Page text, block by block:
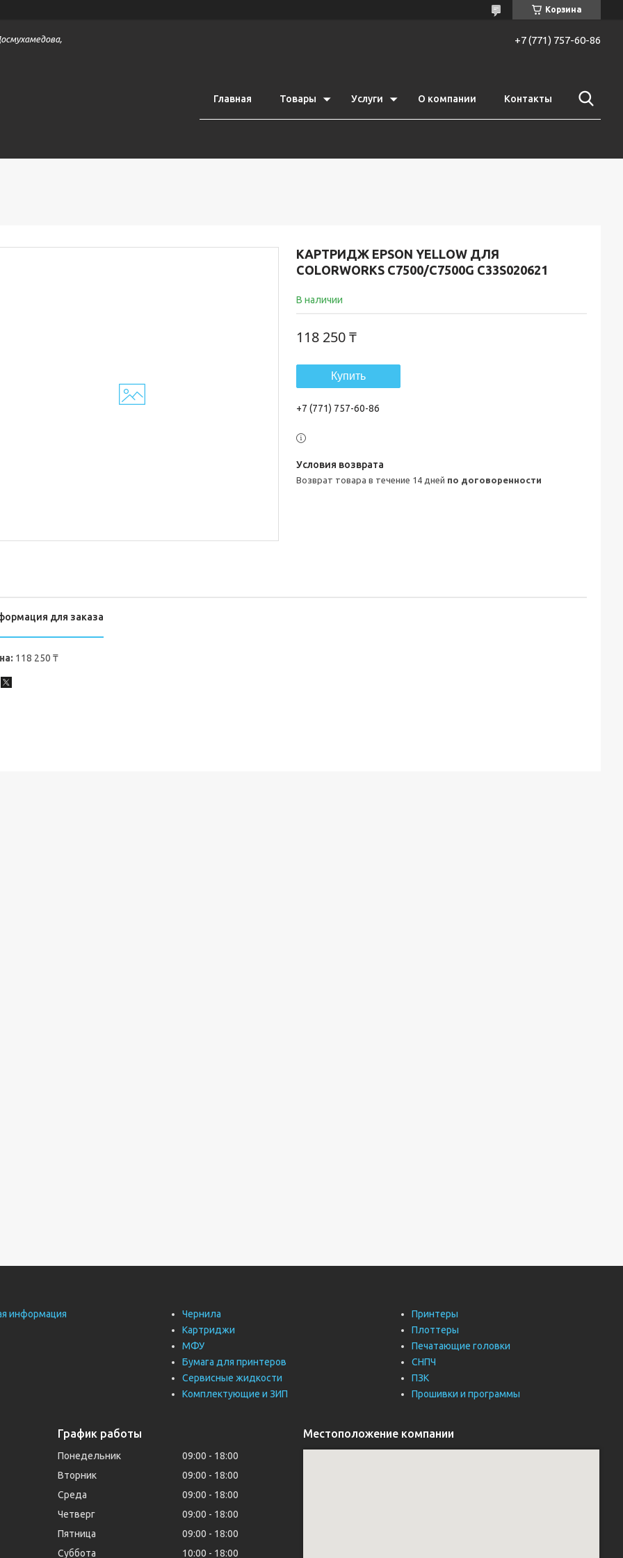
Корзина
+7 (771) 757-60-86
Главная Товары Услуги О компании Контакты
КАРТРИДЖ EPSON YELLOW ДЛЯ
COLORWORKS C7500/С7500G C33S020621
В наличии
118 250 ₸
Купить
+7 (771) 757-60-86
возврат товара в течение 14 дней по договоренности
для заказа
118 250 ₸
информация
Чернила
Картриджи
МФУ
Бумага для принтеров
Сервисные жидкости
Комплектующие и ЗИП
Принтеры
Плоттеры
Печатающие головки
СНПЧ
ПЗК
Прошивки и программы
График работы
Понедельник 09:00
18:00
Вторник
09:00
18:00
Среда
09:00
18:00
Четверг
09:00
18:00
Пятница
09:00
18:00
Суббота
10:00 18:00
Местоположение компании